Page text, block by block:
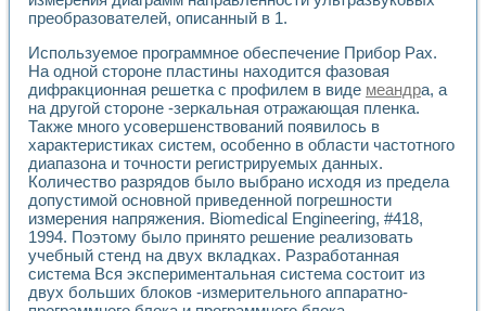
Учебный практикум "Спектральный и корреляционный
Учебный стенд для исследования принципа действия
Оборудование и программное обеспечение учебных
Виртуальный лабораторный практикум для изучения
Управление роботом ТУР-10 средствами LabVIEW
Аппаратно-программный комплекс для исследования
Автоматизированный дистанционный лабораторный
Исследование возможности реставрации одномерных
Использование технологий NATIONAL INSTRUMENTS в
Разработка модификаций алгоритма полигармонической
Учебный стенд для исследования принципа действия
Виртуальная система поддержки принимаемых решений в
Преемственность дисциплин «Моделирование систем» и
Универсальный стенд для исследования электрических
Лабораторные практикумы по информационно-
преобразователей, описанный в 1.
Используемое программное обеспечение Прибор Pax.
На одной стороне пластины находится фазовая
дифракционная решетка с профилем в виде меандра, а
на другой стороне -зеркальная отражающая пленка.
Также много усовершенствований появилось в
характеристиках систем, особенно в области частотного
диапазона и точности регистрируемых данных.
Количество разрядов было выбрано исходя из предела
допустимой основной приведенной погрешности
измерения напряжения. Biomedical Engineering, #418,
1994. Поэтому было принято решение реализовать
учебный стенд на двух вкладках. Разработанная
система Вся экспериментальная система состоит из
двух больших блоков -измерительного аппаратно-